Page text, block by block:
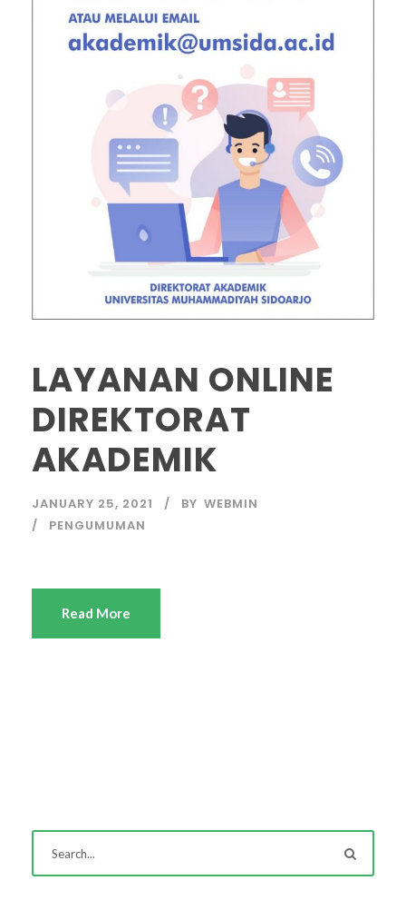
LAYANAN ONLINE
DIREKTORAT
AKADEMIK
JANUARY 25, 2021 BY WEBMIN
PENGUMUMAN
Read More